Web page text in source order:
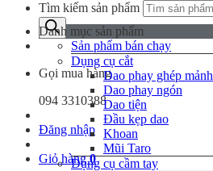
Tìm kiếm sản phẩm
Gọi mua hàng
094 3310388
Đăng nhập
Giỏ hàng0
Danh mục sản phẩm
Sản phẩm bán chạy
Dụng cụ cắt
Dao phay ghép mảnh
Dao phay ngón
Dao tiện
Đầu kẹp dao
Khoan
Mũi Taro
Dụng cụ cầm tay